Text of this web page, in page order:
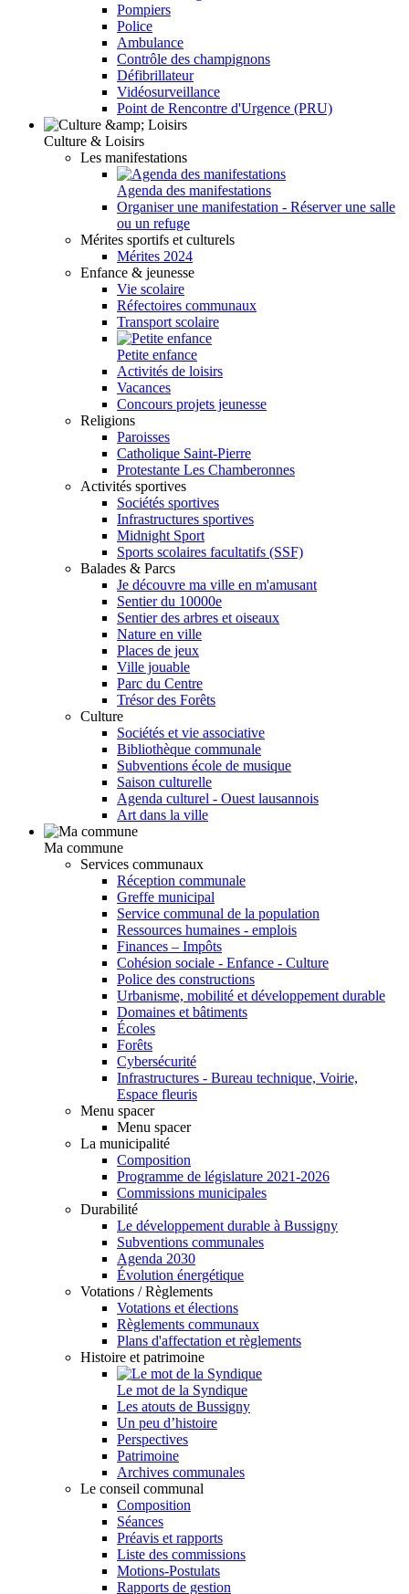
Pompiers
Police
Ambulance
Contrôle des champignons
Défibrillateur
Vidéosurveillance
Point de Rencontre d'Urgence (PRU)
Culture & Loisirs
Les manifestations
Agenda des manifestations
Organiser une manifestation - Réserver une salle
ou un refuge
Mérites sportifs et culturels
Mérites 2024
Enfance & jeunesse
Vie scolaire
Réfectoires communaux
Transport scolaire
Petite enfance
Activités de loisirs
Vacances
Concours projets jeunesse
Religions
Paroisses
Catholique Saint-Pierre
Protestante Les Chamberonnes
Activités sportives
Sociétés sportives
Infrastructures sportives
Midnight Sport
Sports scolaires facultatifs (SSF)
Balades & Parcs
Je découvre ma ville en m'amusant
Sentier du 10000e
Sentier des arbres et oiseaux
Nature en ville
Places de jeux
Ville jouable
Parc du Centre
Trésor des Forêts
Culture
Sociétés et vie associative
Bibliothèque communale
Subventions école de musique
Saison culturelle
Agenda culturel - Ouest lausannois
Art dans la ville
Ma commune
Services communaux
Réception communale
Greffe municipal
Service communal de la population
Ressources humaines - emplois
Finances – Impôts
Cohésion sociale - Enfance - Culture
Police des constructions
Urbanisme, mobilité et développement durable
Domaines et bâtiments
Écoles
Forêts
Cybersécurité
Infrastructures - Bureau technique, Voirie,
Espace fleuris
Menu spacer
Menu spacer
La municipalité
Composition
Programme de législature 2021-2026
Commissions municipales
Durabilité
Le développement durable à Bussigny
Subventions communales
Agenda 2030
Évolution énergétique
Votations / Règlements
Votations et élections
Règlements communaux
Plans d'affectation et règlements
Histoire et patrimoine
Le mot de la Syndique
Les atouts de Bussigny
Un peu d’histoire
Perspectives
Patrimoine
Archives communales
Le conseil communal
Composition
Séances
Préavis et rapports
Liste des commissions
Motions-Postulats
Rapports de gestion